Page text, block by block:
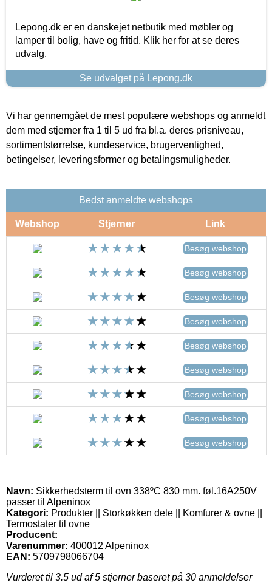
Lepong.dk er en danskejet netbutik med møbler og
lamper til bolig, have og fritid. Klik her for at se deres
udvalg.
Se udvalget på Lepong.dk
Vi har gennemgået de mest populære webshops og anmeldt
dem med stjerner fra 1 til 5 ud fra bl.a. deres prisniveau,
sortimentstørrelse, kundeservice, brugervenlighed,
betingelser, leveringsformer og betalingsmuligheder.
Bedst anmeldte webshops
Webshop Stjerner Link
Besøg webshop
Besøg webshop
Besøg webshop
Besøg webshop
Besøg webshop
Besøg webshop
Besøg webshop
Besøg webshop
Besøg webshop
Navn: Sikkerhedsterm til ovn 338ºC 830 mm. føl.16A250V
passer til Alpeninox
Kategori: Produkter || Storkøkken dele || Komfurer & ovne ||
Termostater til ovne
Producent:
Varenummer: 400012 Alpeninox
EAN: 5709798066704
Vurderet til 3.5 ud af 5 stjerner baseret på 30 anmeldelser